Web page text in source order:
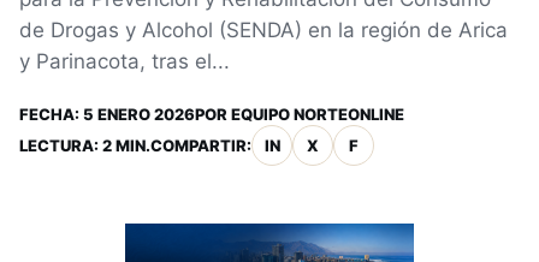
de Drogas y Alcohol (SENDA) en la región de Arica
y Parinacota, tras el...
FECHA: 5 ENERO 2026POR EQUIPO NORTEONLINE
LECTURA: 2 MIN.COMPARTIR: IN X F